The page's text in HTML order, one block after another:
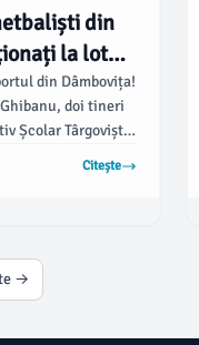
din
la lotul
U14din Dâmbovița!
doi tineri
Școlar Târgoviște,
U14 ale
Citește
→